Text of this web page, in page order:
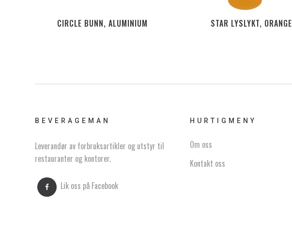
CIRCLE BUNN, ALUMINIUM STAR LYSLYKT, ORANGE
BEVERAGEMAN
Leverandør av forbruksartikler og utstyr til
restauranter og kontorer.
Lik oss på Facebook
HURTIGMENY
Om oss
Kontakt oss